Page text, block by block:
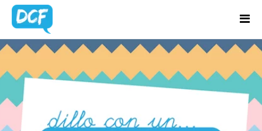
Home
Chi Sono
Lavora con me
Portfolio
TAG:
LA SIG.RA
SENZADUBBI